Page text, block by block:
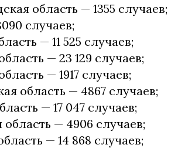
область — 1355 случаев;
случаев;
— 11 525 случаев;
— 23 129 случаев;
— 1917 случаев;
область — 4867 случаев;
— 17 047 случаев;
область — 4906 случаев;
— 14 868 случаев;